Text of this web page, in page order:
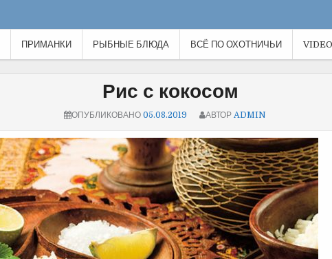
ПРИМАНКИ РЫБНЫЕ БЛЮДА ВСЁ ПО ОХОТНИЧЬИ VIDEO
Рис с кокосом
ОПУБЛИКОВАНО 05.08.2019 АВТОР ADMIN